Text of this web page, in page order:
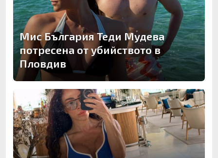
Мис България Теди Мудева
потресена от убийството в
Пловдив